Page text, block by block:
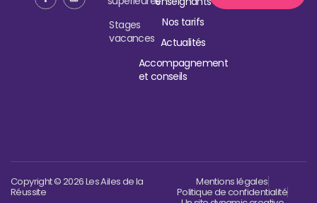
Stages
vacances
Nos tarifs
Actualités
Accompagnement
et conseils
Copyright © 2026 Les Ailes de la
Réussite
Mentions légales
Politique de confidentialité